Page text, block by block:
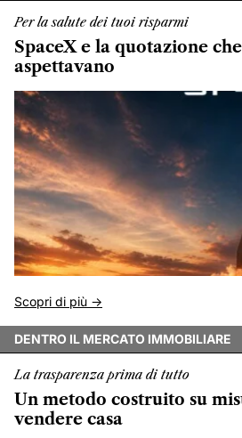
Per la salute dei tuoi risparmi
SpaceX e la quotazione
aspettavano
Scopri di più ->
DENTRO IL MERCATO IMMOBILIARE
La trasparenza prima di tutto
Un metodo costruito su
vendere casa